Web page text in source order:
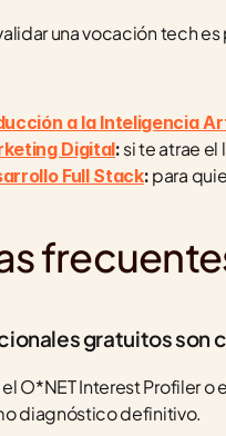
una vocación tech
a la Inteligencia
Digital: si te atrae
Full Stack: para
gratuitos son
O*NET Interest Profiler
diagnóstico definitivo.